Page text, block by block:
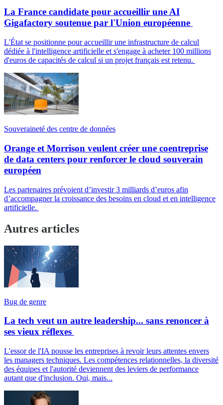
La France candidate pour accueillir une AI
Gigafactory soutenue par l'Union européenne
L'État se positionne pour accueillir une infrastructure de calcul
dédiée à l'intelligence artificielle et s'engage à acheter 100 millions
d'euros de capacités de calcul si un projet français est retenu.
Souveraineté des centre de données
Orange et Morrison veulent créer une coentreprise
de data centers pour renforcer le cloud souverain
européen
Les partenaires prévoient d’investir 3 milliards d’euros afin
d’accompagner la croissance des besoins en cloud et en intelligence
artificielle.
Autres articles
Bug de genre
La tech veut un autre leadership... sans renoncer à
ses vieux réflexes
L'essor de l'IA pousse les entreprises à revoir leurs attentes envers
les managers techniques. Les compétences relationnelles, la diversité
des équipes et l'autorité deviennent des leviers de performance
autant que d'inclusion. Oui, mais...